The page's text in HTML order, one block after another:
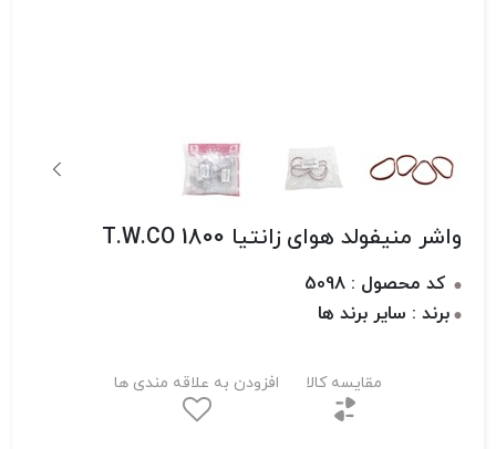
واشر منیفولد هوای زانتیا 1800 T.W.CO
کد محصول : 5098
برند : سایر برند ها
مقایسه کالا افزودن به علاقه مندی ها